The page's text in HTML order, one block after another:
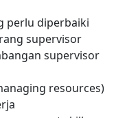
perlu diperbaiki
supervisor
supervisor
resources)